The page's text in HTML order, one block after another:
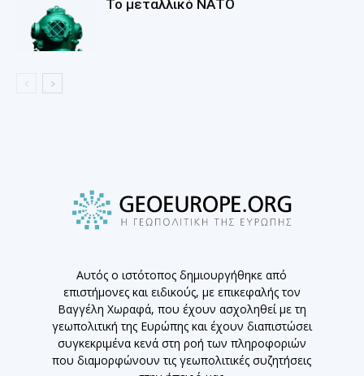
Το μεταλλικό ΝΑΤΟ
Αυτός ο ιστότοπος δημιουργήθηκε από
επιστήμονες και ειδικούς, με επικεφαλής τον
Βαγγέλη Χωραφά, που έχουν ασχοληθεί με τη
γεωπολιτική της Ευρώπης και έχουν διαπιστώσει
συγκεκριμένα κενά στη ροή των πληροφοριών
που διαμορφώνουν τις γεωπολιτικές συζητήσεις